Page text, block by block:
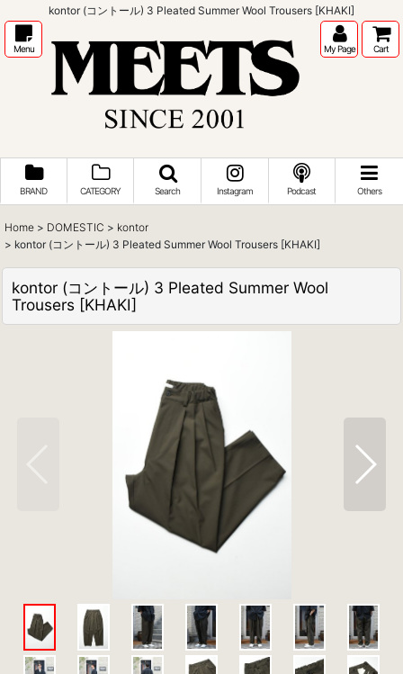
kontor (コントール) 3 Pleated Summer Wool Trousers [KHAKI]
Menu My Page Cart
BRAND CATEGORY Search Instagram Podcast Others
Home > DOMESTIC > kontor
> kontor (コントール) 3 Pleated Summer Wool Trousers [KHAKI]
kontor (コントール) 3 Pleated Summer Wool
Trousers [KHAKI]